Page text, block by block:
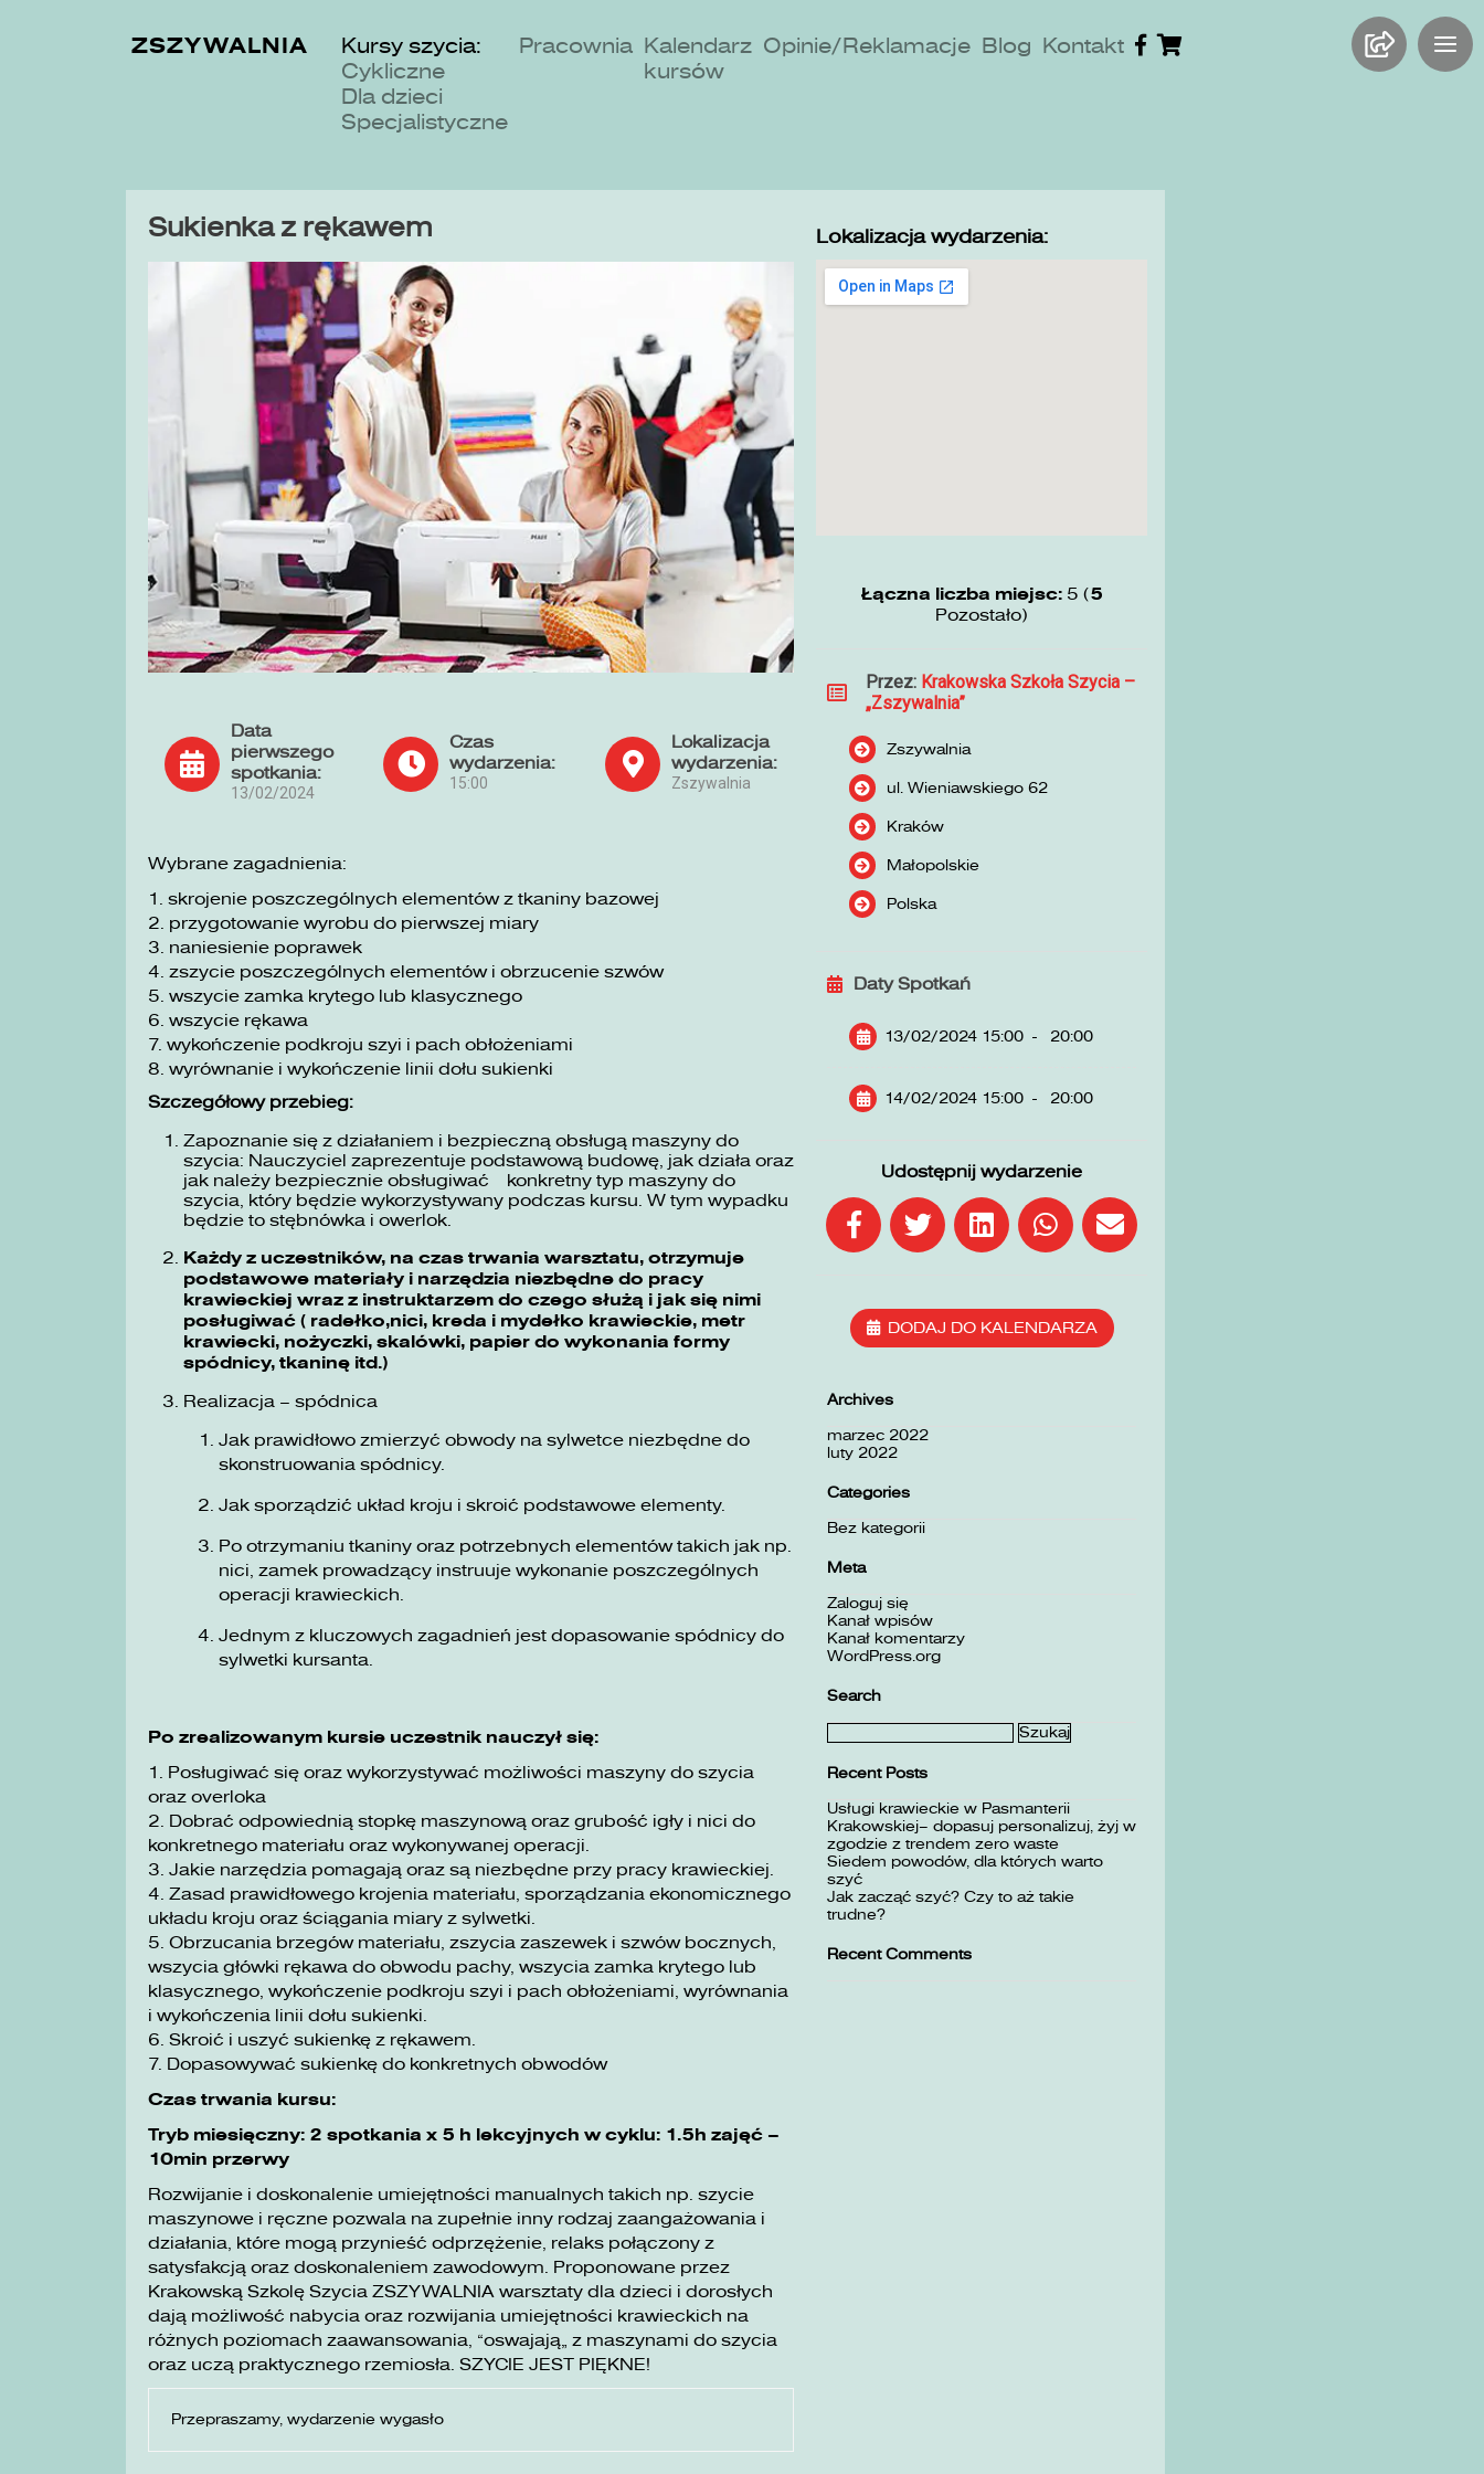
ZSZYWALNIA
Kursy szycia:
Cykliczne
Dla dzieci
Specjalistyczne
Pracownia Kalendarz
kursów
Opinie/Reklamacje Blog Kontakt
Sukienka z rękawem
Data
pierwszego
spotkania:
13/02/2024
Czas
wydarzenia:
15:00
Lokalizacja
wydarzenia:
Zszywalnia
Wybrane zagadnienia:
1. skrojenie poszczególnych elementów z tkaniny bazowej
2. przygotowanie wyrobu do pierwszej miary
3. naniesienie poprawek
4. zszycie poszczególnych elementów i obrzucenie szwów
5. wszycie zamka krytego lub klasycznego
6. wszycie rękawa
7. wykończenie podkroju szyi i pach obłożeniami
8. wyrównanie i wykończenie linii dołu sukienki
Szczegółowy przebieg:
Zapoznanie się z działaniem i bezpieczną obsługą maszyny do
szycia: Nauczyciel zaprezentuje podstawową budowę, jak działa oraz
jak należy bezpiecznie obsługiwać konkretny typ maszyny do
szycia, który będzie wykorzystywany podczas kursu. W tym wypadku
będzie to stębnówka i owerlok.
Każdy z uczestników, na czas trwania warsztatu, otrzymuje
podstawowe materiały i narzędzia niezbędne do pracy
krawieckiej wraz z instruktarzem do czego służą i jak się nimi
posługiwać ( radełko,nici, kreda i mydełko krawieckie, metr
krawiecki, nożyczki, skalówki, papier do wykonania formy
spódnicy, tkaninę itd.)
Realizacja – spódnica
Jak prawidłowo zmierzyć obwody na sylwetce niezbędne do
skonstruowania spódnicy.
Jak sporządzić układ kroju i skroić podstawowe elementy.
Po otrzymaniu tkaniny oraz potrzebnych elementów takich jak np.
nici, zamek prowadzący instruuje wykonanie poszczególnych
operacji krawieckich.
Jednym z kluczowych zagadnień jest dopasowanie spódnicy do
sylwetki kursanta.
Po zrealizowanym kursie uczestnik nauczył się:
1. Posługiwać się oraz wykorzystywać możliwości maszyny do szycia
oraz overloka
2. Dobrać odpowiednią stopkę maszynową oraz grubość igły i nici do
konkretnego materiału oraz wykonywanej operacji.
3. Jakie narzędzia pomagają oraz są niezbędne przy pracy krawieckiej.
4. Zasad prawidłowego krojenia materiału, sporządzania ekonomicznego
układu kroju oraz ściągania miary z sylwetki.
5. Obrzucania brzegów materiału, zszycia zaszewek i szwów bocznych,
wszycia główki rękawa do obwodu pachy, wszycia zamka krytego lub
klasycznego, wykończenie podkroju szyi i pach obłożeniami, wyrównania
i wykończenia linii dołu sukienki.
6. Skroić i uszyć sukienkę z rękawem.
7. Dopasowywać sukienkę do konkretnych obwodów
Czas trwania kursu:
Tryb miesięczny: 2 spotkania x 5 h lekcyjnych w cyklu: 1.5h zajęć –
10min przerwy
Rozwijanie i doskonalenie umiejętności manualnych takich np. szycie
maszynowe i ręczne pozwala na zupełnie inny rodzaj zaangażowania i
działania, które mogą przynieść odprzężenie, relaks połączony z
satysfakcją oraz doskonaleniem zawodowym. Proponowane przez
Krakowską Szkolę Szycia ZSZYWALNIA warsztaty dla dzieci i dorosłych
dają możliwość nabycia oraz rozwijania umiejętności krawieckich na
różnych poziomach zaawansowania, „oswajają” z maszynami do szycia
oraz uczą praktycznego rzemiosła. SZYCIE JEST PIĘKNE!
Przepraszamy, wydarzenie wygasło
Lokalizacja wydarzenia:
Łączna liczba miejsc: 5 (5
Pozostało)
Przez: Krakowska Szkoła Szycia –
„Zszywalnia”
Zszywalnia
ul. Wieniawskiego 62
Kraków
Małopolskie
Polska
Daty Spotkań
13/02/2024 15:00 - 20:00
14/02/2024 15:00 - 20:00
Udostępnij wydarzenie
DODAJ DO KALENDARZA
Archives
marzec 2022
luty 2022
Categories
Bez kategorii
Meta
Zaloguj się
Kanał wpisów
Kanał komentarzy
WordPress.org
Search
Szukaj:
Recent Posts
Usługi krawieckie w Pasmanterii
Krakowskiej– dopasuj personalizuj, żyj w
zgodzie z trendem zero waste
Siedem powodów, dla których warto
szyć
Jak zacząć szyć? Czy to aż takie
trudne?
Recent Comments